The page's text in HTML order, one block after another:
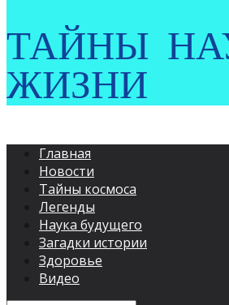
ТАЙНЫ
ЖИЗНИ
Главная
Новости
Тайны космоса
Легенды
Наука будущего
Загадки истории
Здоровье
Видео